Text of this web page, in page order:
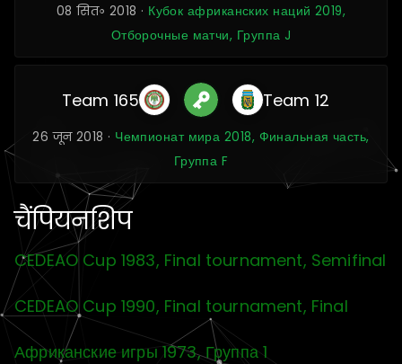
08 सित॰ 2018 · Кубок африканских наций 2019,
Отборочные матчи, Группа J
Team 165 Team 12
26 जून 2018 · Чемпионат мира 2018, Финальная часть,
Группа F
चैंपियनशिप
CEDEAO Cup 1983, Final tournament, Semifinal
CEDEAO Cup 1990, Final tournament, Final
Африканские игры 1973, Группа 1